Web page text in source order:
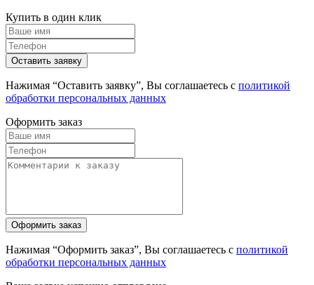
Купить в один клик
Нажимая “Оставить заявку”, Вы соглашаетесь с политикой
обработки персональных данных
Оформить заказ
Нажимая “Оформить заказ”, Вы соглашаетесь с политикой
обработки персональных данных